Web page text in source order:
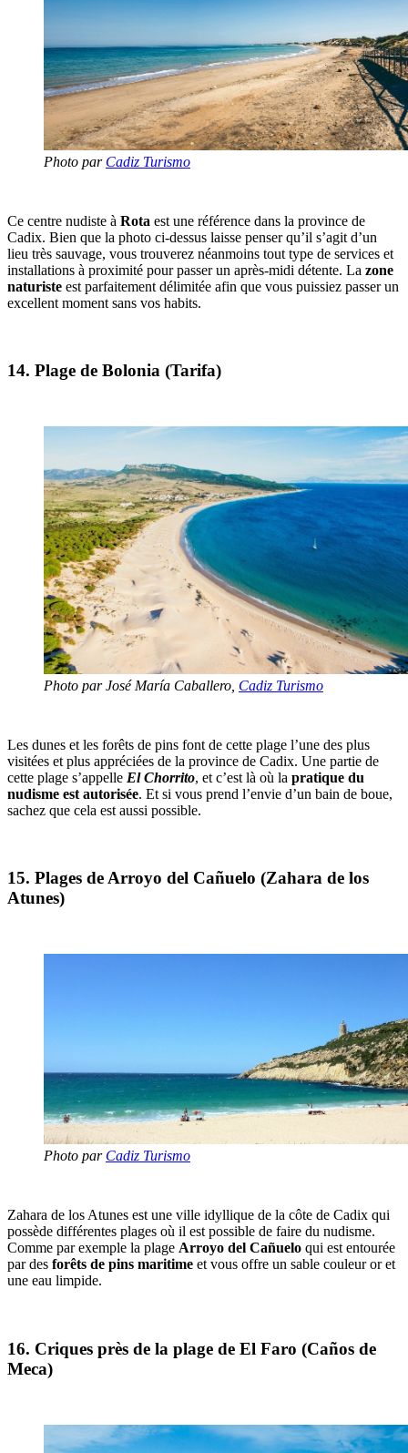
Photo par Cadiz Turismo
Ce centre nudiste à Rota est une référence dans la province de
Cadix. Bien que la photo ci-dessus laisse penser qu’il s’agit d’un
lieu très sauvage, vous trouverez néanmoins tout type de services et
installations à proximité pour passer un après-midi détente. La zone
naturiste est parfaitement délimitée afin que vous puissiez passer un
excellent moment sans vos habits.
14. Plage de Bolonia (Tarifa)
Photo par José María Caballero, Cadiz Turismo
Les dunes et les forêts de pins font de cette plage l’une des plus
visitées et plus appréciées de la province de Cadix. Une partie de
cette plage s’appelle El Chorrito, et c’est là où la pratique du
nudisme est autorisée. Et si vous prend l’envie d’un bain de boue,
sachez que cela est aussi possible.
15. Plages de Arroyo del Cañuelo (Zahara de los
Atunes)
Photo par Cadiz Turismo
Zahara de los Atunes est une ville idyllique de la côte de Cadix qui
possède différentes plages où il est possible de faire du nudisme.
Comme par exemple la plage Arroyo del Cañuelo qui est entourée
par des forêts de pins maritime et vous offre un sable couleur or et
une eau limpide.
16. Criques près de la plage de El Faro (Caños de
Meca)